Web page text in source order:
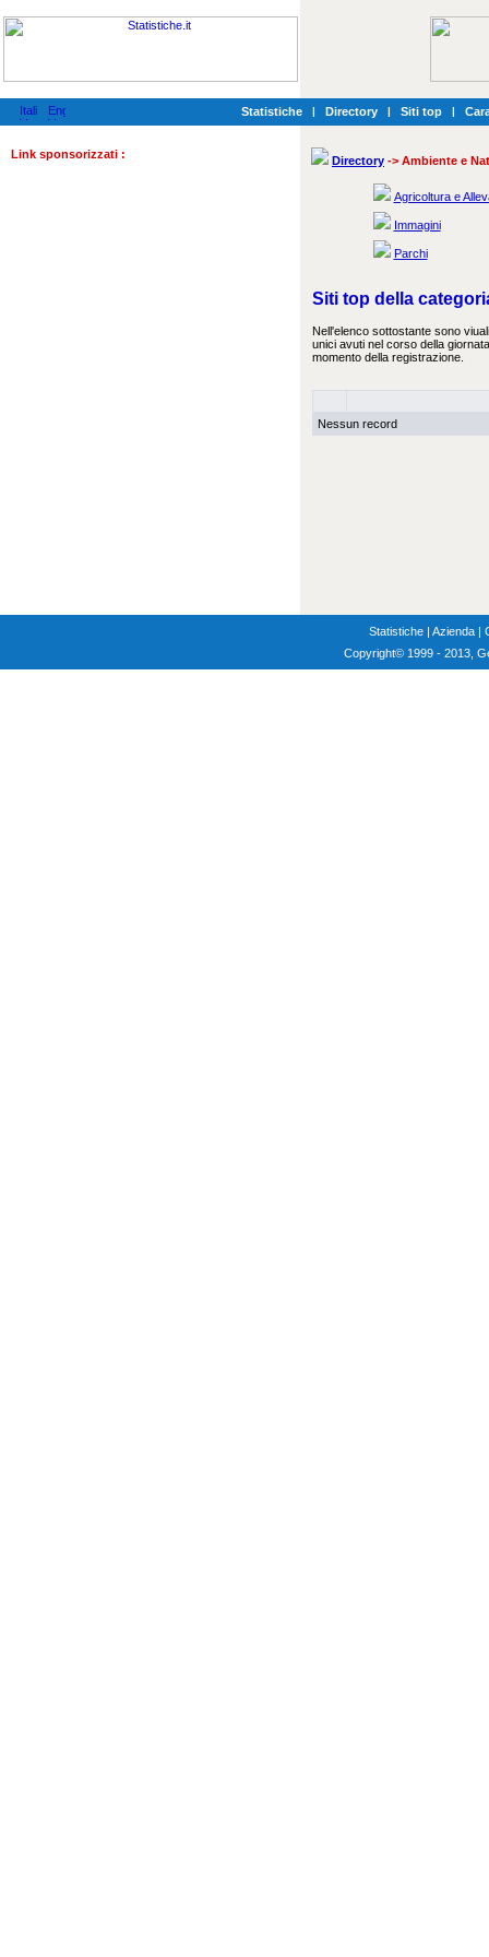
Statistiche | Directory | Siti top |
Link sponsorizzati : Directory -> Ambiente e
Agricoltura e
Immagini
Parchi
Siti top della
Nell'elenco sottostante sono
unici avuti nel corso della
momento della registrazione.
Nessun record
Statistiche | Azienda |
Copyright© 1999 - 2013,